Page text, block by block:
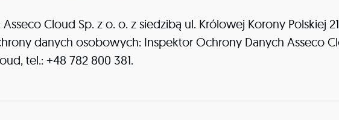
Cloud Sp. z o. o. z siedzibą ul. Królowej Korony Polskiej
danych osobowych: Inspektor Ochrony Danych Asseco
tel.: +48 782 800 381.